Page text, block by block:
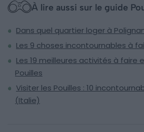
À lire aussi sur le guide
Dans quel quartier loger à
Les 9 choses incontournables à
Les 19 meilleures activités à faire
Pouilles
Visiter les Pouilles : 10
(Italie)